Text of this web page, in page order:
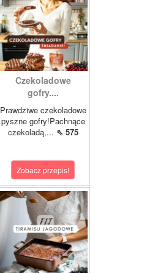
Czekoladowe
gofry....
Prawdziwe czekoladowe
pyszne gofry!Pachnące
czekoladą,... ⇖ 575
Zobacz przepis!